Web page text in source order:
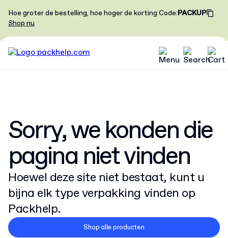
Hoe groter de bestelling, hoe hoger de korting Code:PACKUP
Shop nu
Sorry, we konden die
pagina niet vinden
Hoewel deze site niet bestaat, kunt u
bijna elk type verpakking vinden op
Packhelp.
Shop alle producten